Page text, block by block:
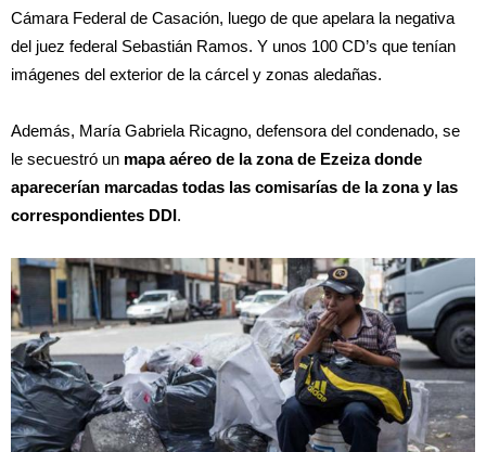
Cámara Federal de Casación, luego de que apelara la negativa
del juez federal Sebastián Ramos. Y unos 100 CD’s que tenían
imágenes del exterior de la cárcel y zonas aledañas.
Además, María Gabriela Ricagno, defensora del condenado, se
le secuestró un mapa aéreo de la zona de Ezeiza donde
aparecerían marcadas todas las comisarías de la zona y las
correspondientes DDI.